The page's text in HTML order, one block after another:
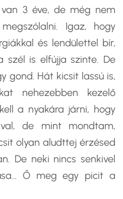
3 éve, de még nem
Igaz, hogy
és lendülettel bír,
is elfújja szinte. De
gond. Hát kicsit lassú is,
nehezebben kezelő
a nyakára járni, hogy
de mint mondtam,
olyan aludttej érzésed
De neki nincs senkivel
Ő meg egy picit a